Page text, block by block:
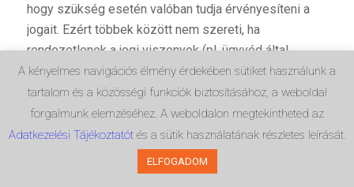
hogy szükség esetén valóban tudja érvényesíteni a
jogait. Ezért többek között nem szereti, ha
rendezetlenek a jogi viszonyok (pl. ügyvéd által
ellenjegyzett megállapodás nélküli osztatlan közös
tulajdon, vagy elővásárlási jog), ha nem
megközelíthető az ingatlan (pl. az ingatlanhoz vezető
magánútban, nincs tulajdonjoga az ingatlan
tulajdonosának), ha az ingatlanon olyan változások
történtek, amelyek nem kaptak építési engedélyt,
A kényelmes navigációs élmény érdekében sütiket használunk a
tartalom és a közösségi funkciók biztosításához, a weboldal
forgalmunk elemzéséhez. A weboldalon megtekintheted az
Adatkezelési Tájékoztatót és a sütik használatának részletes leírását.
ELFOGADOM